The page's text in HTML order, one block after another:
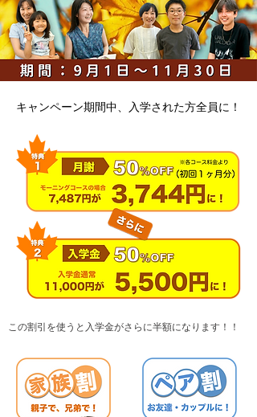
キャンペーン期間中、入学された方全員に！
この割引を使うと入学金がさらに半額になります！！